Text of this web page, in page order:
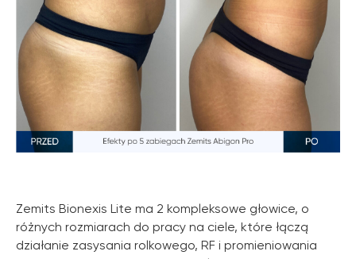
Zemits Bionexis Lite ma 2 kompleksowe głowice, o
różnych rozmiarach do pracy na ciele, które łączą
działanie zasysania rolkowego, RF i promieniowania